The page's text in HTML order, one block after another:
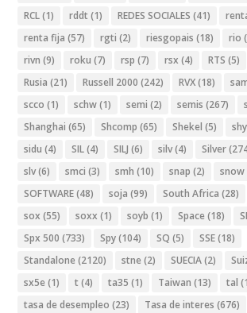
RCL(1) rddt (1) REDES SOCIALES (41)
renta fija (57) rgti (2) riesgopais (18) rio
rivn (9) roku (7) rsp (7) rsx (4) RTS (5)
Rusia (21) Russell 2000 (242) RVX(18)
scco (1) schw(1) semi (2) semis (267)
Shanghai (65) Shcomp (65) Shekel (5) shy
sidu (4) SIL(4) SILJ (6) silv(4) Silver
slv(6) smci (3) smh (10) snap (2) snow
SOFTWARE(48) soja (99) South Africa (28)
sox (55) soxx (1) soyb (1) Space (18)
Spx 500 (733) Spy(104) SQ (5) SSE(18)
Standalone (2120) stne (2) SUECIA(2)
sx5e (1) t (4) ta35 (1) Taiwan (13) tal
tasa de desempleo (23) Tasa de interes (676)